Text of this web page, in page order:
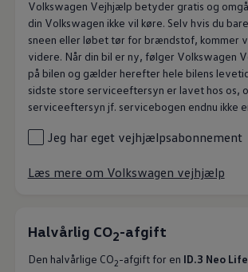
Volkswagen Vejhjælp betyder gratis og
din Volkswagen ikke vil køre. Selv hvis du
sneen eller løbet tør for brændstof, kommer
videre. Når din bil er ny, følger Volkswagen
på bilen og gælder herefter hele bilens
sidste store serviceeftersyn er lavet hos os,
serviceeftersyn jf. servicebogen endnu ikke
Jeg har eget vejhjælpsabonnement
Læs mere om Volkswagen vejhjælp
Halvårlig CO2-afgift
Den halvårlige CO2-afgift for en ID.3 Neo